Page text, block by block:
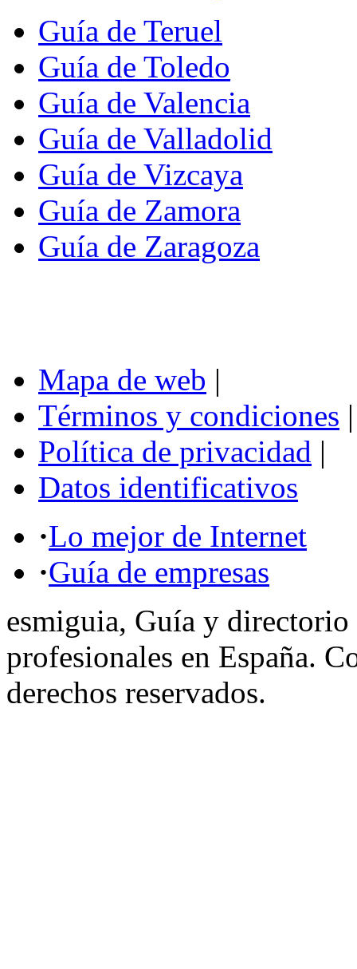
Guía de Teruel
Guía de Toledo
Guía de Valencia
Guía de Valladolid
Guía de Vizcaya
Guía de Zamora
Guía de Zaragoza
Mapa de web |
Términos y condiciones |
Política de privacidad |
Datos identificativos
·Lo mejor de Internet
·Guía de empresas
esmiguia, Guía y directorio
profesionales en España.
derechos reservados.